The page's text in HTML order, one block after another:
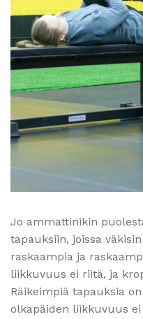
Jo ammattinikin
tapauksiin, joissa
raskaampia ja
liikkuvuus ei riitä, ja
Räikeimpiä tapauksia
olkapäiden liikkuvuus